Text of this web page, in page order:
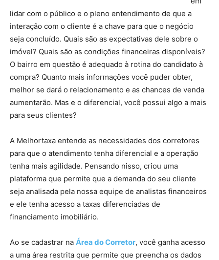
lidar com o público e o pleno entendimento de que a
interação com o cliente é a chave para que o negócio
seja concluído. Quais são as expectativas dele sobre o
imóvel? Quais são as condições financeiras disponíveis?
O bairro em questão é adequado à rotina do candidato à
compra? Quanto mais informações você puder obter,
melhor se dará o relacionamento e as chances de venda
aumentarão. Mas e o diferencial, você possui algo a mais
para seus clientes?
A Melhortaxa entende as necessidades dos corretores
para que o atendimento tenha diferencial e a operação
tenha mais agilidade. Pensando nisso, criou uma
plataforma que permite que a demanda do seu cliente
seja analisada pela nossa equipe de analistas financeiros
e ele tenha acesso a taxas diferenciadas de
financiamento imobiliário.
Ao se cadastrar na Área do Corretor, você ganha acesso
a uma área restrita que permite que preencha os dados